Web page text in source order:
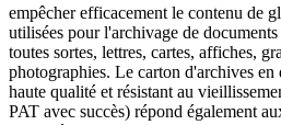
empêcher efficacement le contenu de
utilisées pour l'archivage de
toutes sortes, lettres, cartes, affiches,
photographies. Le carton d'archives
haute qualité et résistant au
PAT avec succès) répond également